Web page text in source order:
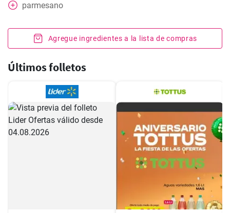
parmesano
Agregue ingredientes a la lista de compras
Últimos folletos